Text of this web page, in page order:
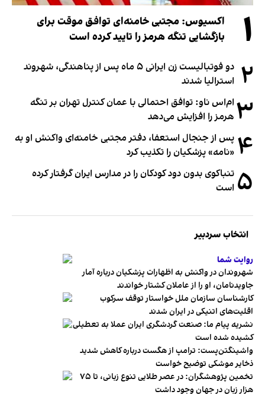
۱
اکسیوس: مجتبی خامنه‌ای توافق موقت برای
بازگشایی تنگه هرمز را تایید کرده است
۲
دو فوتبالیست زن ایرانی ۵ ماه پس از پناهندگی، شهروند
استرالیا شدند
۳ ام‌اس ناو: توافق احتمالی با عمان کنترل تهران بر تنگه
هرمز را افزایش می‌دهد
۴ پس از جنجال استعفا، دفتر مجتبی خامنه‌ای واکنش او به
«نامه» پزشکیان را تکذیب کرد
۵ تنباکوی بدون دود کودکان را در مدارس ایران گرفتار کرده
است
انتخاب سردبیر
روایت شما
شهروندان در واکنش به اظهارات پزشکیان درباره آمار
جاویدنامان، او را از عاملان کشتار خواندند
کارشناسان سازمان ملل خواستار توقف سرکوب
اقلیت‌های اتنیکی در ایران شدند
نشریه پیام ما: صنعت گردشگری ایران عملا به تعطیلی
کشیده شده است
واشینگتن‌پست: ترامپ از هگست درباره کاهش شدید
ذخایر موشکی توضیح خواست
تخمین پژوهشگران: در عصر طلایی تنوع زبانی، تا ۷۵
هزار زبان در جهان وجود داشت